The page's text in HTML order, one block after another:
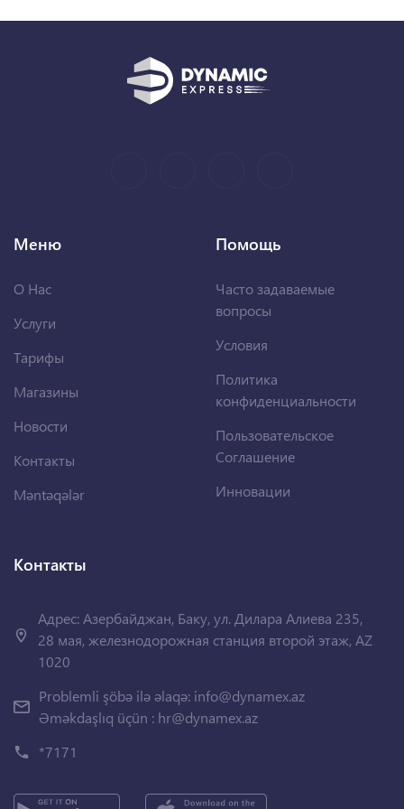
Меню
О Нас
Услуги
Тарифы
Магазины
Новости
Контакты
Məntəqələr
Помощь
Часто задаваемые
вопросы
Условия
Политика
конфиденциальности
Пользовательское
Соглашение
Инновации
Контакты
Адрес: Азербайджан, Баку, ул. Дилара Алиева 235,
28 мая, железнодорожная станция второй этаж, AZ
1020
Problemli şöbə ilə əlaqə: info@dynamex.az
Əməkdaşlıq üçün : hr@dynamex.az
*7171